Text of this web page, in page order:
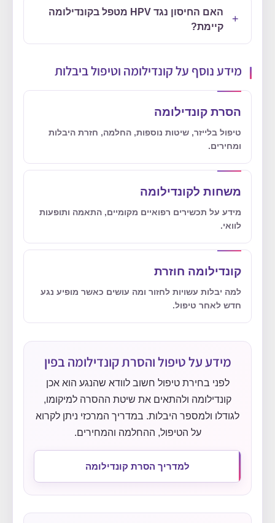
האם החיסון נגד HPV מטפל בקונדילומה
קיימת?
מידע נוסף על קונדילומה וטיפול ביבלות
הסרת קונדילומה
טיפול בלייזר, שיטות נוספות, החלמה, חזרת היבלות
ומחירים.
משחות לקונדילומה
מידע על תכשירים רפואיים מקומיים, התאמה ותופעות
לוואי.
קונדילומה חוזרת
למה יבלות עשויות לחזור ומה עושים כאשר מופיע נגע
חדש לאחר טיפול.
מידע על טיפול והסרת קונדילומה בפין
לפני בחירת טיפול חשוב לוודא שהנגע הוא אכן
קונדילומה ולהתאים את שיטת ההסרה למיקומו,
לגודלו ולמספר היבלות. במדריך המרכזי ניתן לקרוא
על הטיפול, ההחלמה והמחירים.
למדריך הסרת קונדילומה